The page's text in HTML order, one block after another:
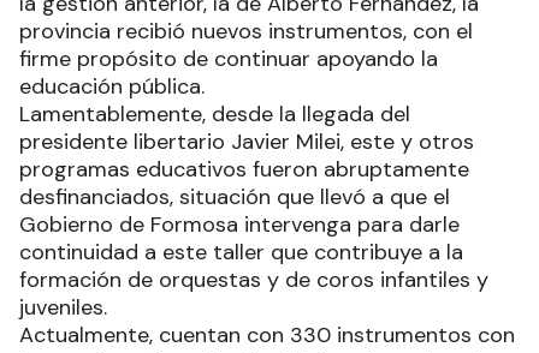
provincia recibió nuevos instrumentos, con el
firme propósito de continuar apoyando la
educación pública.
Lamentablemente, desde la llegada del
presidente libertario Javier Milei, este y otros
programas educativos fueron abruptamente
desfinanciados, situación que llevó a que el
Gobierno de Formosa intervenga para darle
continuidad a este taller que contribuye a la
formación de orquestas y de coros infantiles y
juveniles.
Actualmente, cuentan con 330 instrumentos con